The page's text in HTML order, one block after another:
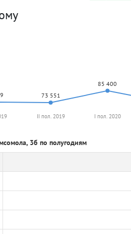
73 551
85 400
II пол. 2019 I пол. 2020
3б по полугодиям